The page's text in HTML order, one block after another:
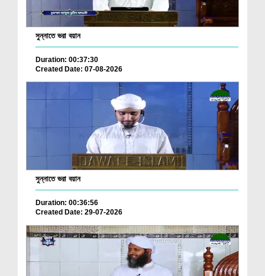
সুন্নাতে ভরা বয়ান
Duration: 00:37:30
Created Date: 07-08-2026
সুন্নাতে ভরা বয়ান
Duration: 00:36:56
Created Date: 29-07-2026